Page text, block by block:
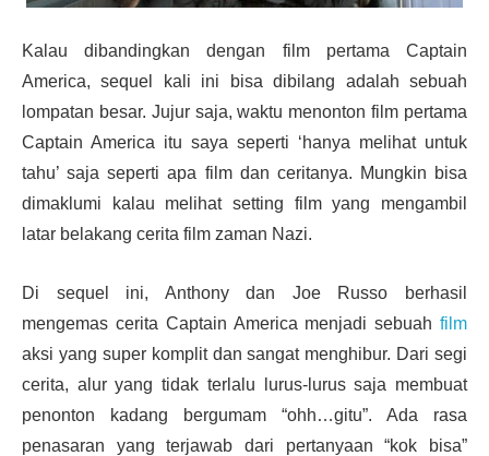
Kalau dibandingkan dengan film pertama Captain
America, sequel kali ini bisa dibilang adalah sebuah
lompatan besar. Jujur saja, waktu menonton film pertama
Captain America itu saya seperti ‘hanya melihat untuk
tahu’ saja seperti apa film dan ceritanya. Mungkin bisa
dimaklumi kalau melihat setting film yang mengambil
latar belakang cerita film zaman Nazi.
Di sequel ini, Anthony dan Joe Russo berhasil
mengemas cerita Captain America menjadi sebuah film
aksi yang super komplit dan sangat menghibur. Dari segi
cerita, alur yang tidak terlalu lurus-lurus saja membuat
penonton kadang bergumam “ohh…gitu”. Ada rasa
penasaran yang terjawab dari pertanyaan “kok bisa”